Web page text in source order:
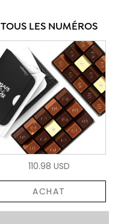
TOUS LES NUMÉROS
110.98 USD
ACHAT